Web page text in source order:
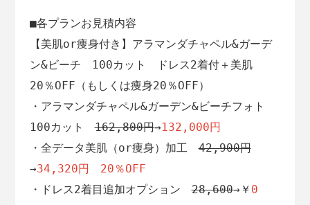
■各プランお見積内容
【美肌or痩身付き】アラマンダチャペル&ガーデ
ン&ビーチ　100カット　ドレス2着付＋美肌
20％OFF（もしくは痩身20％OFF）
・アラマンダチャペル&ガーデン&ビーチフォト
100カット
162,800円→132,000円
・全データ美肌（or痩身）加工 42,900円
→34,320円　20％OFF
・ドレス2着目追加オプション 28,600→ ￥ 0